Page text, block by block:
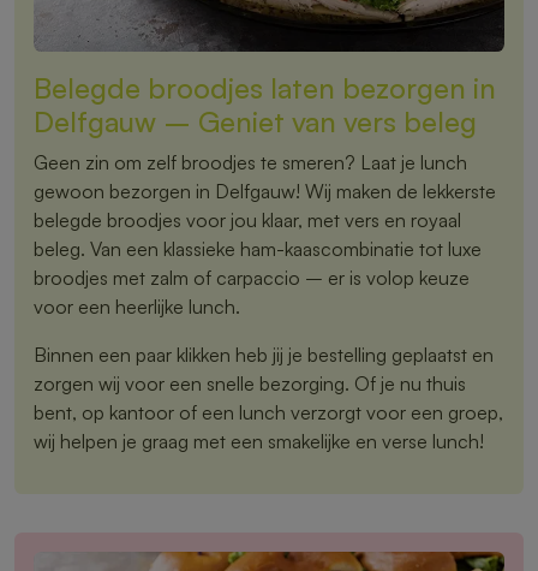
Belegde broodjes laten bezorgen in
Delfgauw – Geniet van vers beleg
Geen zin om zelf broodjes te smeren? Laat je lunch
gewoon bezorgen in Delfgauw! Wij maken de lekkerste
belegde broodjes voor jou klaar, met vers en royaal
beleg. Van een klassieke ham-kaascombinatie tot luxe
broodjes met zalm of carpaccio – er is volop keuze
voor een heerlijke lunch.
Binnen een paar klikken heb jij je bestelling geplaatst en
zorgen wij voor een snelle bezorging. Of je nu thuis
bent, op kantoor of een lunch verzorgt voor een groep,
wij helpen je graag met een smakelijke en verse lunch!